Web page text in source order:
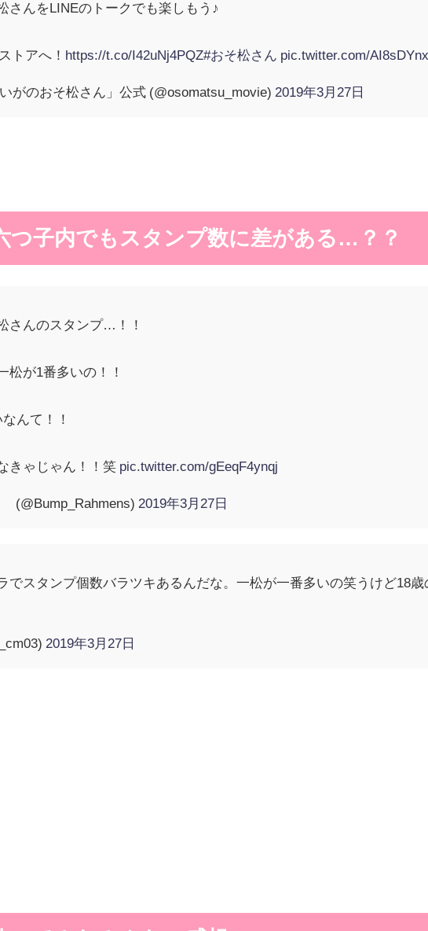
さんをLINEのトークでも楽しもう♪
トアへ！ https://t.co/I42uNj4PQZ#おそ松さん pic.twitter.com/
がのおそ松さん」公式 (@osomatsu_movie) 2019年3月27日
つ子内でもスタンプ数に差がある…？？
さんのスタンプ…！！
松が1番多いの！！
んて！！
きゃじゃん！！笑 pic.twitter.com/gEeqF4ynqj
(@Bump_Rahmens) 2019年3月27日
でスタンプ個数バラツキあるんだな。一松が一番多いの笑うけど18
2019年3月27日